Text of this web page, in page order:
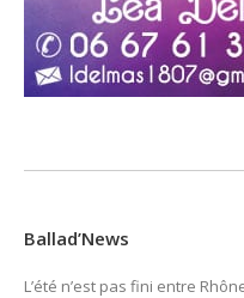
Ballad’News
L’été n’est pas fini entre